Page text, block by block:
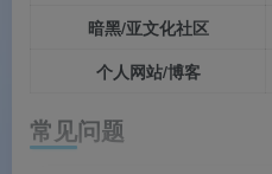
暗黑/亚文化社区
个人网站/博客
常见问题